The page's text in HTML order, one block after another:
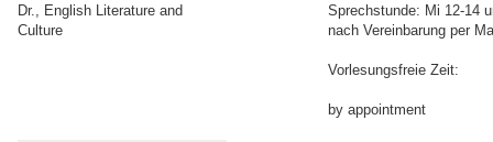
Dr., English Literature and
Culture
Sprechstunde: Mi 12-14
nach Vereinbarung per
Vorlesungsfreie Zeit:
by appointment